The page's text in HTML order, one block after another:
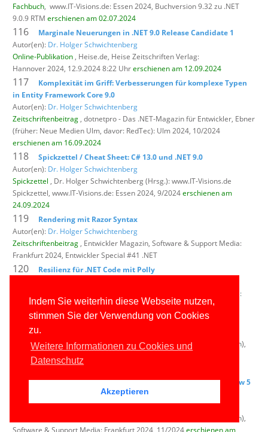
Indem Sie weiterhin diese Webseite nutzen,
stimmen Sie der Verwendung von Cookies
zu.
Weitere Informationen zu Cookies und
Datenschutz
Akzeptieren
Fachbuch, www.IT-Visions.de: Essen 2024, Buchversion 9.32 zu .NET
9.0.9 RTM erschienen am 02.07.2024
116
Marginale Neuerungen in .NET 9.0 Release Candidate 1
Autor(en): Dr. Holger Schwichtenberg
Online-Publikation , Heise.de, Heise Zeitschriften Verlag:
Hannover 2024, 12.9.2024 8:22 Uhrerschienen am 12.09.2024
117
Komplexität im Griff: Verbesserungen für komplexe Typen
in Entity Framework Core 9.0
Autor(en): Dr. Holger Schwichtenberg
Zeitschriftenbeitrag , dotnetpro - Das .NET-Magazin für Entwickler, Ebner
(früher: Neue Medien Ulm, davor: RedTec): Ulm 2024, 10/2024
erschienen am 16.09.2024
118
Spickzettel / Cheat Sheet: C# 13.0 und .NET 9.0
Autor(en): Dr. Holger Schwichtenberg
Spickzettel , Dr. Holger Schwichtenberg (Hrsg.): www.IT-Visions.de
Spickzettel, www.IT-Visions.de: Essen 2024, 9/2024erschienen am
24.09.2024
119
Rendering mit Razor Syntax
Autor(en): Dr. Holger Schwichtenberg
Zeitschriftenbeitrag , Entwickler Magazin, Software & Support Media:
Frankfurt 2024, Entwickler Special #41 .NET
120
Resilienz für .NET Code mit Polly
Software & Support Media:
Frankfurt 2024, Entwickler Special #41 .NET
121F# Cheat Sheet
Autor(en): Oliver Sturm und
Zeitschriftenbeitrag, Windows Developer (vormals: dot.NET Magazin),
Software & Support Media: Frankfurt 2024, 11/2024
04.10.2024
122Viele kleine Neuerungen: Neuerungen in .NET 9.0 Preview 5
Autor(en):Dr. Holger Schwichtenberg
, Windows Developer (vormals: dot.NET Magazin),
Software & Support Media: Frankfurt 2024, 11/2024erschienen am